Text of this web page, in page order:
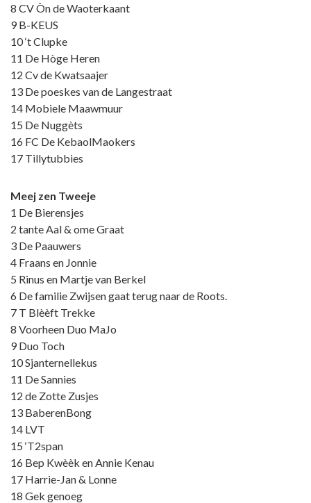
8 CV Òn de Waoterkaant
9 B-KEUS
10 ‘t Clupke
11 De Hòge Heren
12 Cv de Kwatsaajer
13 De poeskes van de Langestraat
14 Mobiele Maawmuur
15 De Nuggèts
16 FC De KebaolMaokers
17 Tillytubbies
Meej zen Tweeje
1 De Bierensjes
2 tante Aal & ome Graat
3 De Paauwers
4 Fraans en Jonnie
5 Rinus en Martje van Berkel
6 De familie Zwijsen gaat terug naar de Roots.
7 T Blèèft Trekke
8 Voorheen Duo MaJo
9 Duo Toch
10 Sjanternellekus
11 De Sannies
12 de Zotte Zusjes
13 BaberenBong
14 LVT
15 ‘T2span
16 Bep Kwèèk en Annie Kenau
17 Harrie-Jan & Lonne
18 Gek genoeg